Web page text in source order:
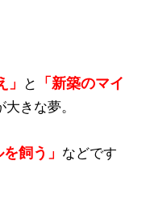
と
「新築のマイ
大きな夢。
飼う」 などです